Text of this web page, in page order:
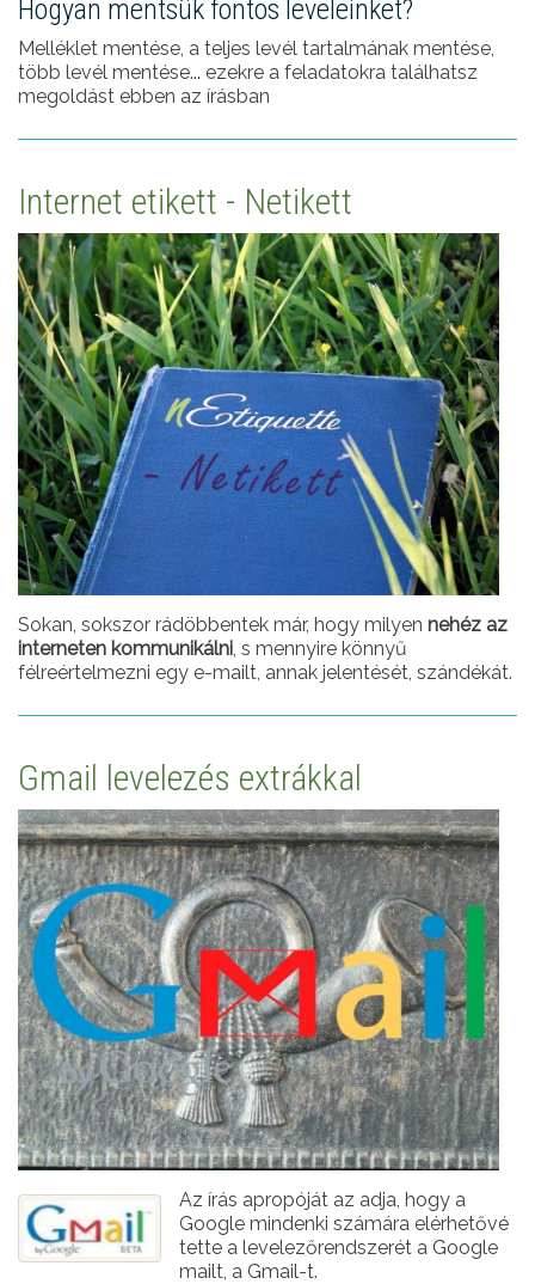
Hogyan mentsük fontos leveleinket?
Melléklet mentése, a teljes levél tartalmának mentése,
több levél mentése... ezekre a feladatokra találhatsz
megoldást ebben az írásban
Internet etikett - Netikett
Sokan, sokszor rádöbbentek már, hogy milyen nehéz az
interneten kommunikálni , s mennyire könnyű
félreértelmezni egy e-mailt, annak jelentését, szándékát.
Gmail levelezés extrákkal
Az írás apropóját az adja, hogy a
Google mindenki számára elérhetővé
tette a levelezőrendszerét a Google
mailt, a Gmail-t.